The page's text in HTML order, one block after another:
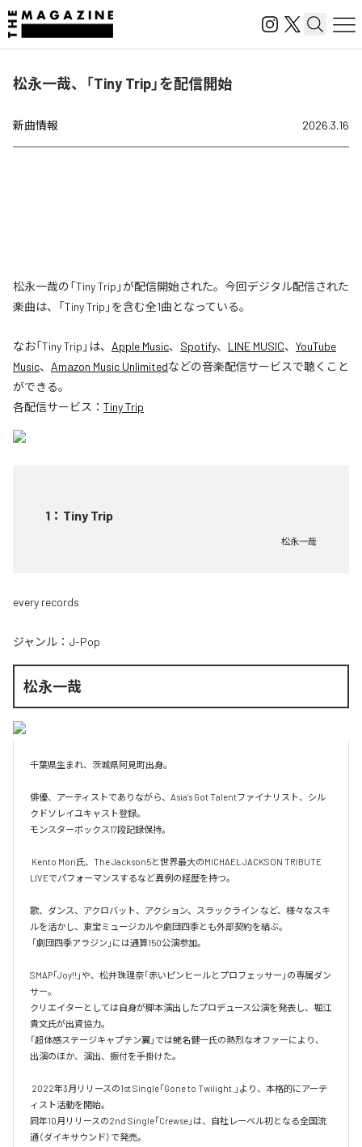
松永一哉、「Tiny Trip」を配信開始
新曲情報 2026.3.16
松永一哉の「Tiny Trip」が配信開始された。今回デジタル配信された
楽曲は、「Tiny Trip」を含む全1曲となっている。
なお「Tiny Trip 」は、 Apple Music、 Spotify、 LINE MUSIC、 YouTube
Music、 Amazon Music Unlimitedなどの音楽配信サービスで聴くこと
ができる。
各配信サービス： Tiny Trip
1 ： Tiny Trip
松永一哉
every records
ジャンル： J-Pop
松永一哉
千葉県生まれ、茨城県阿見町出身。
俳優、アーティストでありながら、Asia's Got Talentファイナリスト、シル
クドソレイユキャスト登録。
モンスターボックス17段記録保持。
LIVEでパフォーマンスするなど異例の経歴を持つ。
歌、ダンス、アクロバット、アクション、スラックライン など、様々なスキ
ルを活かし、東宝ミュージカルや劇団四季とも外部契約を結ぶ。
SMAP「Joy!!」や、松井珠理奈「赤いピンヒールとプロフェッサー」の専属ダン
サー。
クリエイターとしては自身が脚本演出したプロデュース公演を発表し、堀江
貴文氏が出資協力。
「超体感ステージキャプテン翼」では蛯名健一氏の熱烈なオファーにより、
出演のほか、演出、振付を手掛けた。
ィスト活動を開始。
同年10月リリースの2nd Single「Crewse」は、自社レーベル初となる全国流
通（ダイキサウンド）で発売。